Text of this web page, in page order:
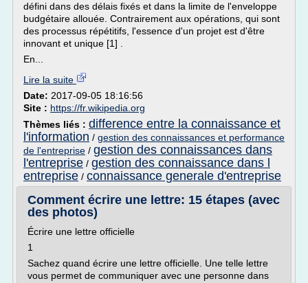
défini dans des délais fixés et dans la limite de l'enveloppe
budgétaire allouée. Contrairement aux opérations, qui sont
des processus répétitifs, l'essence d'un projet est d'être
innovant et unique [1] .
En...
Lire la suite
Date: 2017-09-05 18:16:56
Site : https://fr.wikipedia.org
Thèmes liés : difference entre la connaissance et
l'information / gestion des connaissances et performance
de l'entreprise / gestion des connaissances dans
l'entreprise / gestion des connaissance dans l
entreprise / connaissance generale d'entreprise
Comment écrire une lettre: 15 étapes (avec
des photos)
Écrire une lettre officielle
1
Sachez quand écrire une lettre officielle. Une telle lettre
vous permet de communiquer avec une personne dans